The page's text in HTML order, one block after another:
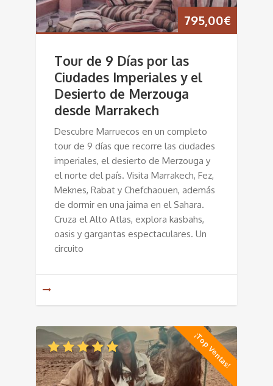
795,00€
Tour de 9 Días por las
Ciudades Imperiales y el
Desierto de Merzouga
desde Marrakech
Descubre Marruecos en un completo
tour de 9 días que recorre las ciudades
imperiales, el desierto de Merzouga y
el norte del país. Visita Marrakech, Fez,
Meknes, Rabat y Chefchaouen, además
de dormir en una jaima en el Sahara.
Cruza el Alto Atlas, explora kasbahs,
oasis y gargantas espectaculares. Un
circuito
¡Top Ventas!